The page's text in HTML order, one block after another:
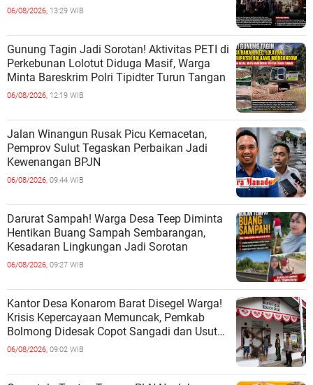
06/08/2026, 13:29 WIB
Gunung Tagin Jadi Sorotan! Aktivitas PETI di
Perkebunan Lolotut Diduga Masif, Warga
Minta Bareskrim Polri Tipidter Turun Tangan
06/08/2026, 12:19 WIB
Jalan Winangun Rusak Picu Kemacetan,
Pemprov Sulut Tegaskan Perbaikan Jadi
Kewenangan BPJN
06/08/2026, 09:44 WIB
Darurat Sampah! Warga Desa Teep Diminta
Hentikan Buang Sampah Sembarangan,
Kesadaran Lingkungan Jadi Sorotan
06/08/2026, 09:27 WIB
Kantor Desa Konarom Barat Disegel Warga!
Krisis Kepercayaan Memuncak, Pemkab
Bolmong Didesak Copot Sangadi dan Usut
Dugaan Penyalahgunaan Wewenang
06/08/2026, 09:02 WIB